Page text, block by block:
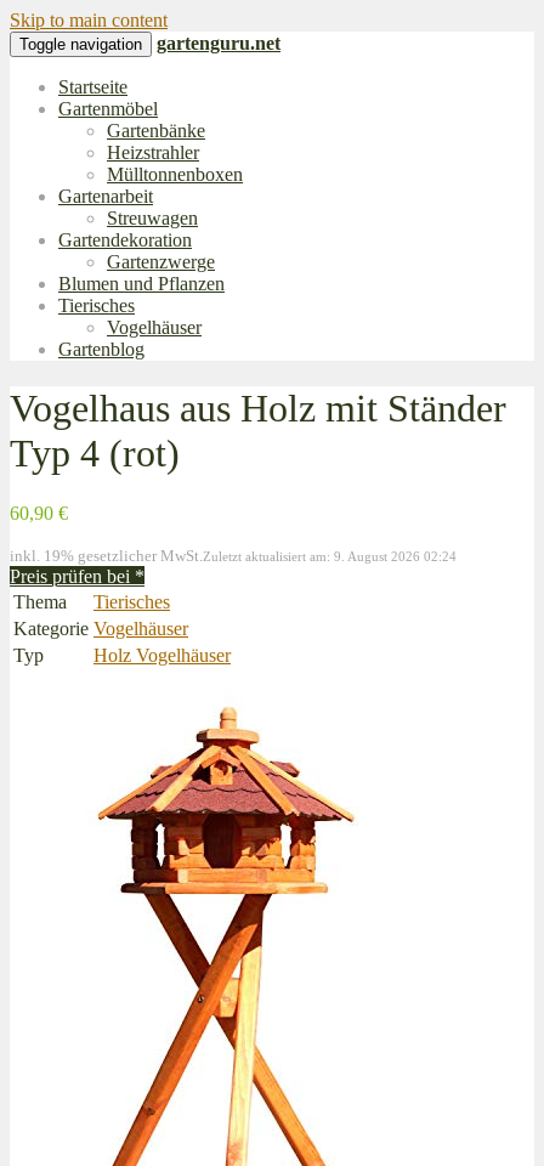
Skip to main content
Toggle navigation gartenguru.net
Startseite
Gartenmöbel
Gartenbänke
Heizstrahler
Mülltonnenboxen
Gartenarbeit
Streuwagen
Gartendekoration
Gartenzwerge
Blumen und Pflanzen
Tierisches
Vogelhäuser
Gartenblog
Vogelhaus aus Holz mit Ständer
Typ 4 (rot)
60,90 €
inkl. 19% gesetzlicher MwSt. Zuletzt aktualisiert am: 9. August 2026 02:24
Preis prüfen bei *
Thema
Tierisches
Kategorie Vogelhäuser
Typ
Holz Vogelhäuser